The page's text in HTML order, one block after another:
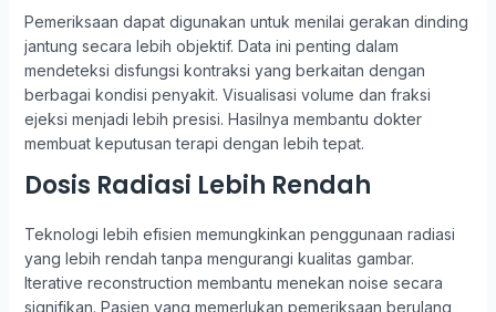
Pemeriksaan dapat digunakan untuk menilai gerakan dinding
jantung secara lebih objektif. Data ini penting dalam
mendeteksi disfungsi kontraksi yang berkaitan dengan
berbagai kondisi penyakit. Visualisasi volume dan fraksi
ejeksi menjadi lebih presisi. Hasilnya membantu dokter
membuat keputusan terapi dengan lebih tepat.
Dosis Radiasi Lebih Rendah
Teknologi lebih efisien memungkinkan penggunaan radiasi
yang lebih rendah tanpa mengurangi kualitas gambar.
Iterative reconstruction membantu menekan noise secara
signifikan. Pasien yang memerlukan pemeriksaan berulang